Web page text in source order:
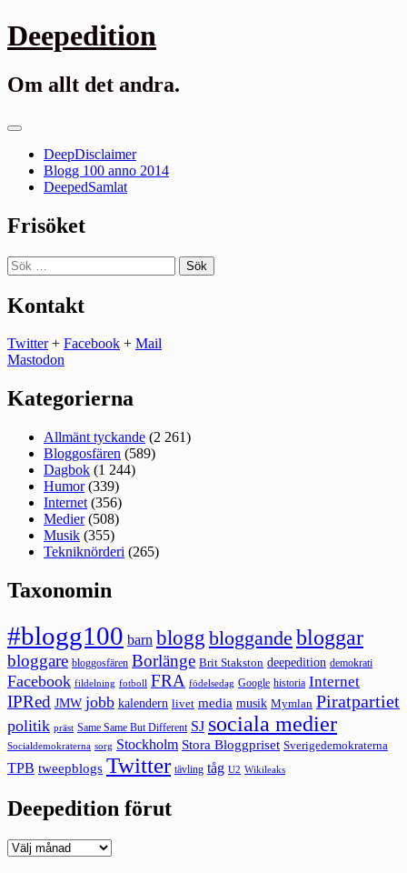
Gå
till
Deepedition
Om allt det andra.
Primär
DeepDisclaimer
Blogg 100 anno 2014
DeepedSamlat
Frisöket
Sök
efter:
Kontakt
Twitter+ Facebook + Mail
Mastodon
Kategorierna
Allmänt tyckande (2 261)
Bloggosfären (589)
Dagbok (1 244)
Humor(339)
Internet (356)
Medier(508)
Musik (355)
Tekniknörderi (265)
Taxonomin
#blogg100 barn blogg bloggande bloggar
bloggare bloggosfären Borlänge Brit Stakston deepedition demokrati
Facebook fildelning fotboll FRA födelsedag Google historia Internet
IPRed JMW jobb kalendern livet media musik Mymlan Piratpartiet
politik präst Same Same But Different SJ sociala medier
Socialdemokraterna sorg Stockholm Stora Bloggpriset Sverigedemokraterna
TPB tweepblogs Twitter tävling tåg U2 Wikileaks
Deepedition förut
Deepedition